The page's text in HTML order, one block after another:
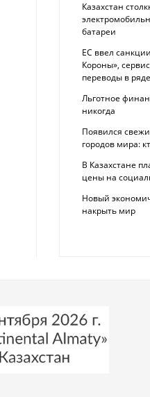
Казахстан
батареи
ЕС ввел
Короны»,
переводы в
Льготное
никогда
Появился
городов мира:
В Казахстане
цены на
Новый
накрыть мир